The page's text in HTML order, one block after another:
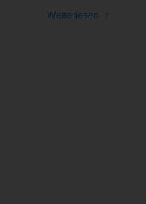
Weiterlesen